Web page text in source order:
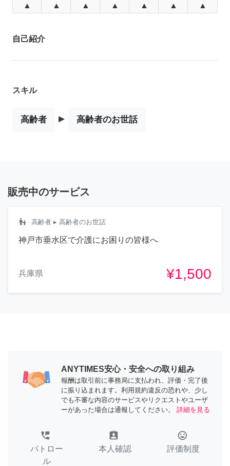
▲ ▲ ▲ ▲ ▲ ▲ ▲
自己紹介
スキル
高齢者 ▸ 高齢者のお世話
販売中のサービス
escalator_warning 高齢者 ▸ 高齢者のお世話
神戸市垂水区で介護にお困りの皆様へ
兵庫県 ¥1,500
ANYTIMES安心・安全への取り組み
報酬は取引前に事務局に支払われ、評価・完了後
に振り込まれます。利用規約違反の恐れや、少し
でも不審な内容のサービスやリクエストやユーザ
ーがあった場合は通報してください。
詳細を見る
perm_phone_msg
パトロー
ル
assignment_ind
本人確認
tag_faces
評価制度